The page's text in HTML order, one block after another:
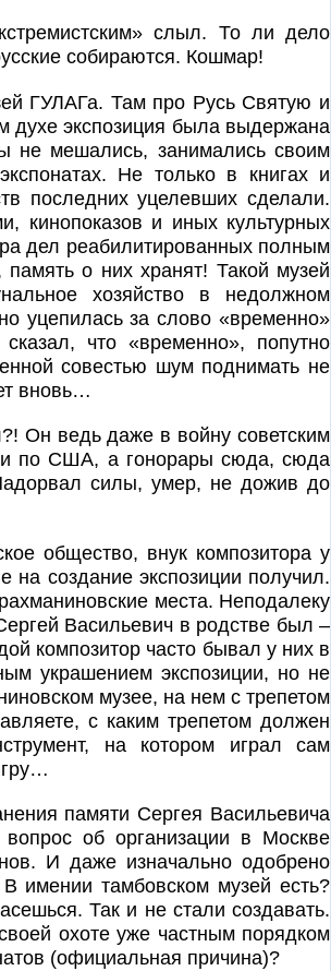
слыл. То ли дело
собираются. Кошмар!
ГУЛАГа. Там про Русь Святую и
духе экспозиция была выдержана
не мешались, занимались своим
Не только в книгах и
последних уцелевших сделали.
кинопоказов и иных культурных
дел реабилитированных полным
о них хранят! Такой музей
хозяйство в недолжном
уцепилась за слово «временно»
что «временно», попутно
совестью шум поднимать не
вновь…
Он ведь даже в войну советским
по США, а гонорары сюда, сюда
силы, умер, не дожив до
общество, внук композитора у
на создание экспозиции получил.
места. Неподалеку
Васильевич в родстве был –
композитор часто бывал у них в
украшением экспозиции, но не
музее, на нем с трепетом
с каким трепетом должен
на котором играл сам
памяти Сергея Васильевича
об организации в Москве
И даже изначально одобрено
имении тамбовском музей есть?
Так и не стали создавать.
охоте уже частным порядком
(официальная причина)?